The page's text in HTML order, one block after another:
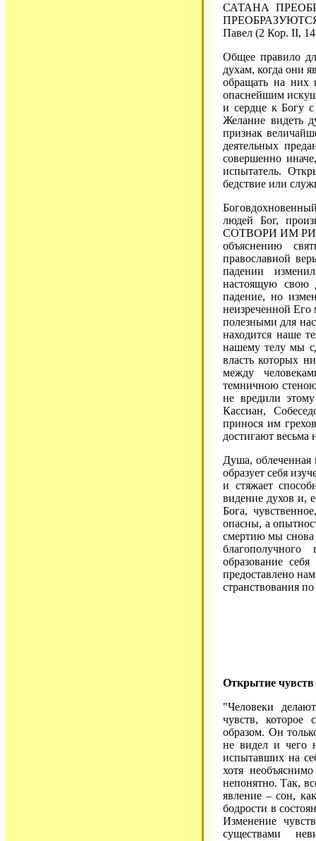
САТАНА
Павел (2 Кор. II,
Общее правило
духам, когда они
обращать на них
опаснейшим
и сердце к Богу
Желание видеть
признак
деятельных
совершенно
испытатель.
бедствие или
людей Бог,
СОТВОРИ ИМ
объяснению
православной
падении
настоящую свою
падение, но
неизреченной
полезными для
находится наше
нашему телу мы
власть которых
между
темничною
не вредили
Кассиан,
принося им
достигают весьма
Душа, облеченная
образует себя
и стяжает
видение духов и,
Бога,
опасны, а
смертию мы снова
образование
предоставлено
странствования
Открытие чувств
"Человеки
чувств, которое
образом. Он
не видел и чего
испытавших на
хотя
непонятно. Так,
явление – сон,
бодрости в
Изменение
существами